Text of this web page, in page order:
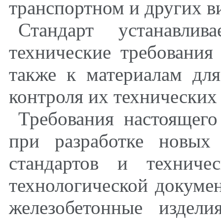
транспортном и других
Стандарт
технические
также к материалам
контроля их
Требования
при разработке
стандартов и
технологической
железобетонные